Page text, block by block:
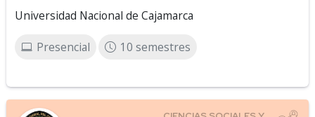
Universidad Nacional de Cajamarca
Presencial 10 semestres